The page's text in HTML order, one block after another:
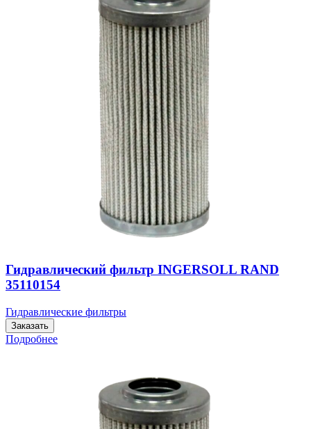
Гидравлический фильтр INGERSOLL RAND
35110154
Гидравлические фильтры
Заказать
Подробнее